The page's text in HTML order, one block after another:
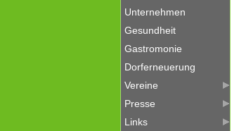
Unternehmen
Gesundheit
Gastromonie
Dorferneuerung
Vereine
Presse
Links